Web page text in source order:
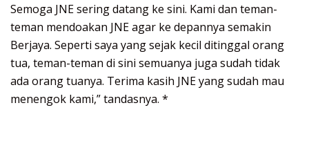
Semoga JNE sering datang ke sini. Kami dan teman-
teman mendoakan JNE agar ke depannya semakin
Berjaya. Seperti saya yang sejak kecil ditinggal orang
tua, teman-teman di sini semuanya juga sudah tidak
ada orang tuanya. Terima kasih JNE yang sudah mau
menengok kami,” tandasnya. *